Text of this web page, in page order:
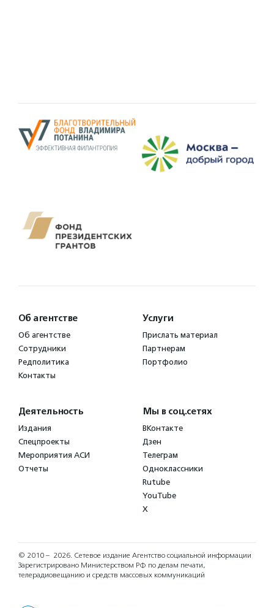
Об агентстве
Об агентстве
Сотрудники
Редполитика
Контакты
Услуги
Прислать материал
Партнерам
Портфолио
Деятельность
Издания
Спецпроекты
Мероприятия АСИ
Отчеты
Мы в соц.сетях
ВКонтакте
Дзен
Телеграм
Одноклассники
Rutube
YouTube
X
© 2010 – 2026. Сетевое издание Агентство социальной информации
Зарегистрировано Министерством РФ по делам печати,
телерадиовещанию и средств массовых коммуникаций